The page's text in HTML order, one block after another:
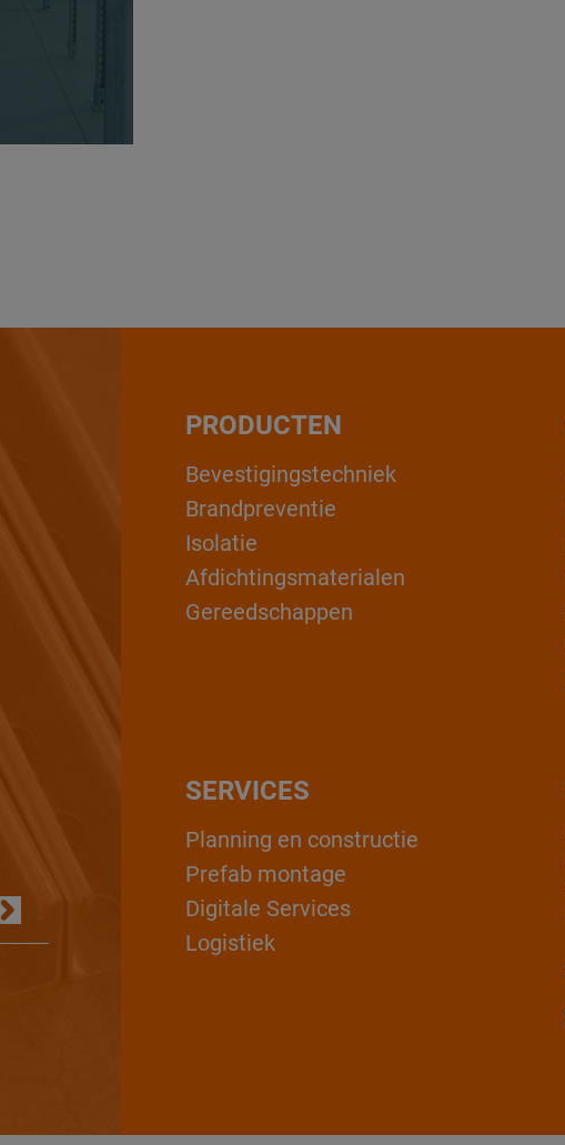
PRODUCTEN
Bevestigingstechniek
Brandpreventie
Isolatie
Afdichtingsmaterialen
Gereedschappen
SERVICES
Planning en constructie
Prefab montage
Digitale Services
Logistiek